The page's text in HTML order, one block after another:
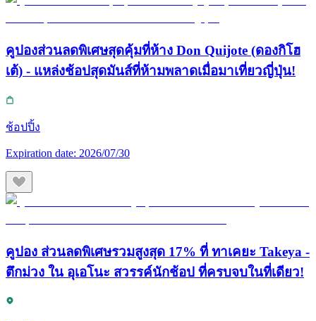
คูปองส่วนลดพิเศษสุดคุ้มที่ห้าง Don Quijote (ดองกิโฮ
เต้) - แหล่งช้อปสุดมันส์ที่ห้ามพลาดเมื่อมาเที่ยวญี่ปุ่น!
ช้อปปิ้ง
Expiration date: 2026/07/30
คูปอง ส่วนลดพิเศษรวมสูงสุด 17% ที่ ทาเคยะ Takeya -
ตึกม่วง ใน อุเอโนะ สวรรค์นักช้อป ที่ครบจบในที่เดียว!